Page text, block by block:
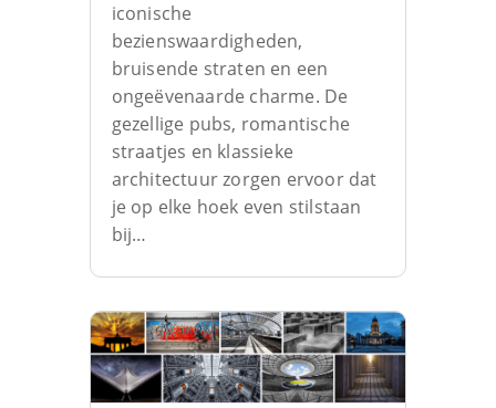
iconische
bezienswaardigheden,
bruisende straten en een
ongeëvenaarde charme. De
gezellige pubs, romantische
straatjes en klassieke
architectuur zorgen ervoor dat
je op elke hoek even stilstaan
bij…